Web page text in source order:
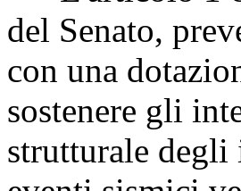
del Senato,
con una
sostenere gli
strutturale